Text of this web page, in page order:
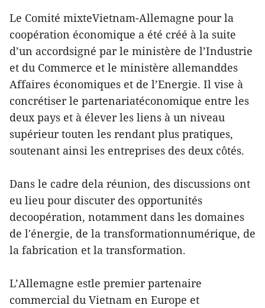
Le Comité mixteVietnam-Allemagne pour la
coopération économique a été créé à la suite
d’un accordsigné par le ministère de l’Industrie
et du Commerce et le ministère allemanddes
Affaires économiques et de l’Energie. Il vise à
concrétiser le partenariatéconomique entre les
deux pays et à élever les liens à un niveau
supérieur touten les rendant plus pratiques,
soutenant ainsi les entreprises des deux côtés.
Dans le cadre dela réunion, des discussions ont
eu lieu pour discuter des opportunités
decoopération, notamment dans les domaines
de l'énergie, de la transformationnumérique, de
la fabrication et la transformation.
L’Allemagne estle premier partenaire
commercial du Vietnam en Europe et